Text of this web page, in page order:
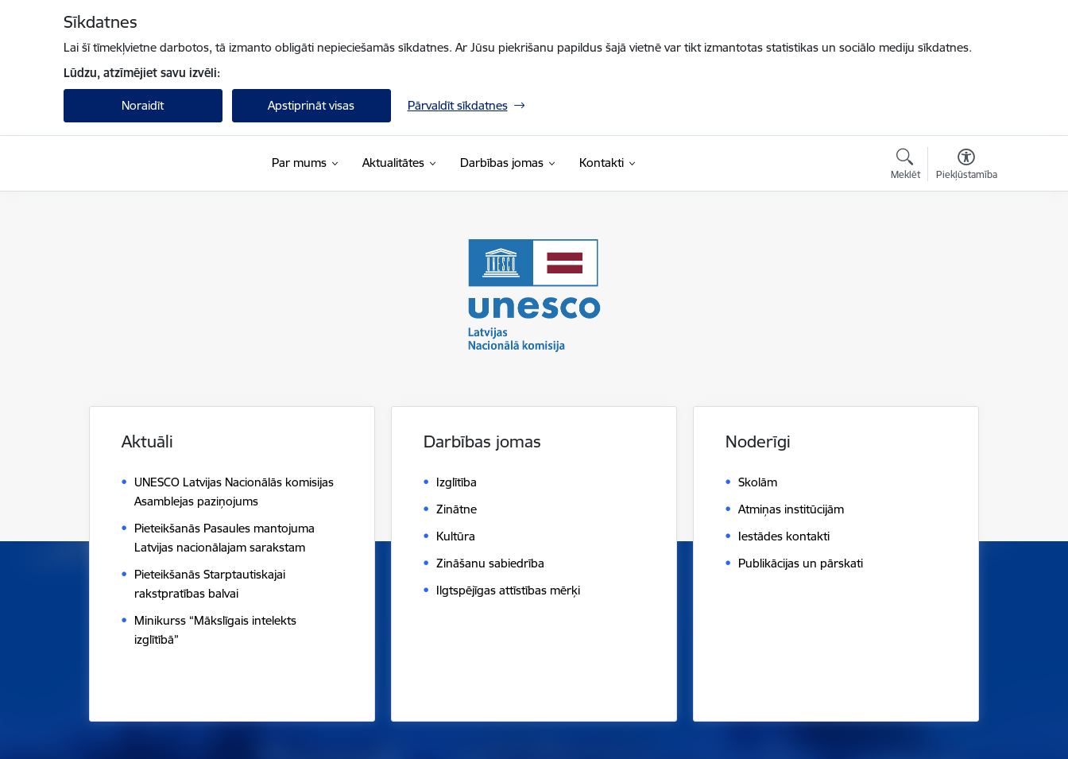
Sīkdatnes
Lai šī tīmekļvietne darbotos, tā izmanto obligāti nepieciešamās sīkdatnes. Ar Jūsu piekrišanu papildus šajā vietnē var tikt izmantotas statistikas un sociālo mediju sīkdatnes.
Lūdzu, atzīmējiet savu izvēli:
Noraidīt Apstiprināt visas Pārvaldīt sīkdatnes
Par mums Aktualitātes Darbības jomas Kontakti
Meklēt Piekļūstamība
Aktuāli
UNESCO Latvijas Nacionālās komisijas
Asamblejas paziņojums
Pieteikšanās Pasaules mantojuma
Latvijas nacionālajam sarakstam
Pieteikšanās Starptautiskajai
rakstpratības balvai
Minikurss “Mākslīgais intelekts
izglītībā”
Darbības jomas
Izglītība
Zinātne
Kultūra
Zināšanu sabiedrība
Ilgtspējīgas attīstības mērķi
Noderīgi
Skolām
Atmiņas institūcijām
Iestādes kontakti
Publikācijas un pārskati